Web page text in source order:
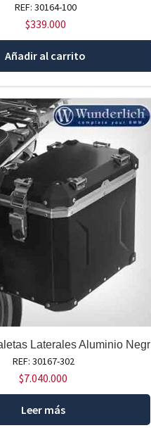
REF: 30164-100
$339.000
Añadir al carrito
Laterales Aluminio Negr
REF: 30167-302
$7.040.000
Leer más